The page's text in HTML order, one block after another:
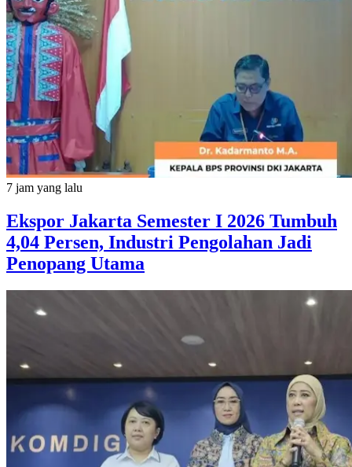
7 jam yang lalu
Ekspor Jakarta Semester I 2026 Tumbuh
4,04 Persen, Industri Pengolahan Jadi
Penopang Utama